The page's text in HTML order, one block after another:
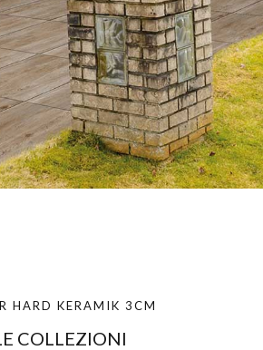
HARD KERAMIK 3CM
COLLEZIONI